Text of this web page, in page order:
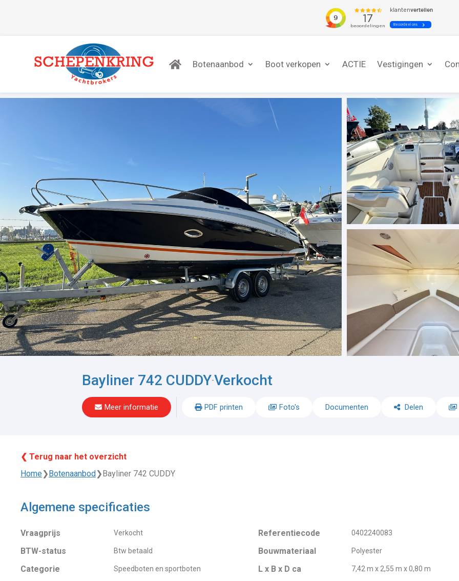
Botenaanbod Boot verkopen ACTIE Vestigingen
Bayliner 742 CUDDY-Verkocht
Meer informatie PDF printen Foto's Documenten Delen
❮ Terug naar het overzicht
Home❯Botenaanbod❯Bayliner 742 CUDDY
Algemene specificaties
Vraagprijs Verkocht
BTW-status Btw betaald
Categorie Speedboten en sportboten
Referentiecode 0402240083
Bouwmateriaal Polyester
L x B x D ca 7,42 m x 2,55 m x 0,80 m